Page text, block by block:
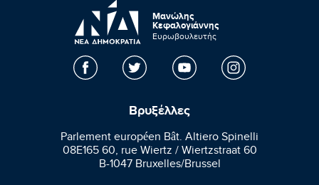
Μανώλης
Κεφαλογιάννης
Ευρωβουλευτής
Βρυξέλλες
Parlement européen Bât. Altiero Spinelli
08E165 60, rue Wiertz / Wiertzstraat 60
B-1047 Bruxelles/Brussel